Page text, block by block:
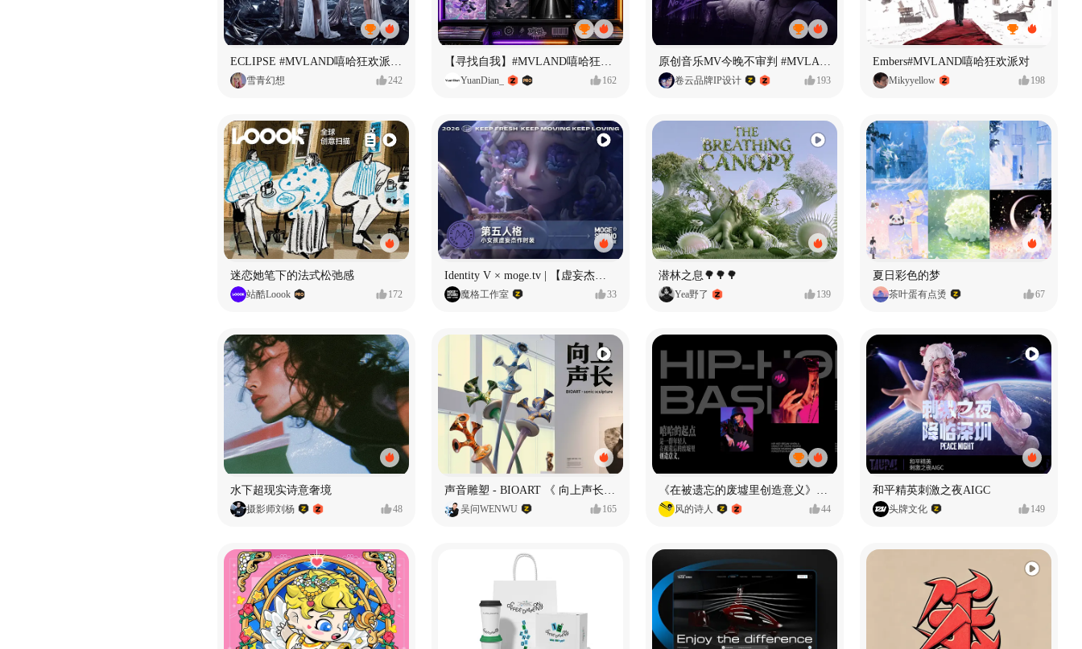
雪青幻想 242 YuanDian_ 162 卷云品牌IP设计 193
Embers#MVLAND嘻哈狂欢派对
Mikyyellow 198
迷恋她笔下的法式松弛感
站酷Loook 172
Identity V × moge.tv | 【虚妄杰作时装】“小女孩”
魔格工作室 33
潜林之息🌳🌳🌳
Yea野了 139
夏日彩色的梦
茶叶蛋有点烫 67
水下超现实诗意奢境
摄影师刘杨 48 吴问WENWU 165 风的诗人 44
和平精英刺激之夜AIGC
头牌文化 149